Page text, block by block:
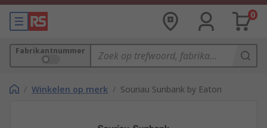
0
Fabrikantnummer
/ Winkelen op merk / Souriau Sunbank by Eaton